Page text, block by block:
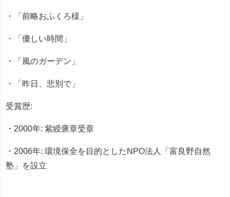
・「前略おふくろ様」
・「優しい時間」
・「風のガーデン」
・「昨日、悲別で」
受賞歴:
・2000年: 紫綬褒章受章
・2006年: 環境保全を目的としたNPO法人「富良野自然
塾」を設立